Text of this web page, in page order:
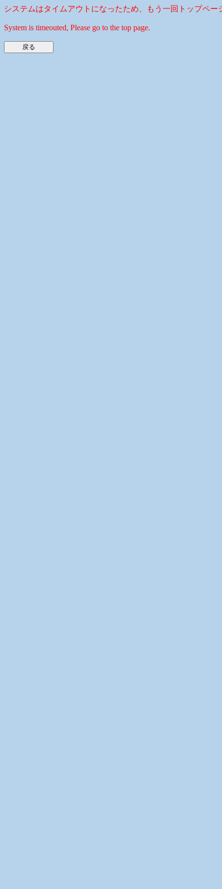
システムはタイムアウトになったため、もう一回トップペー
System is timeouted, Please go to the top page.